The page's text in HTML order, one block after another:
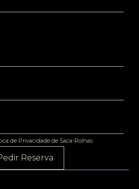
de Privacidade de Saca-Rolhas
Reserva